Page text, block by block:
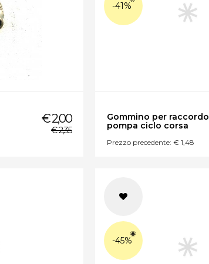
€ 2,00
€ 2,35
-41%
Gommino per raccordo
pompa ciclo corsa
Prezzo precedente: € 1,48
-45%